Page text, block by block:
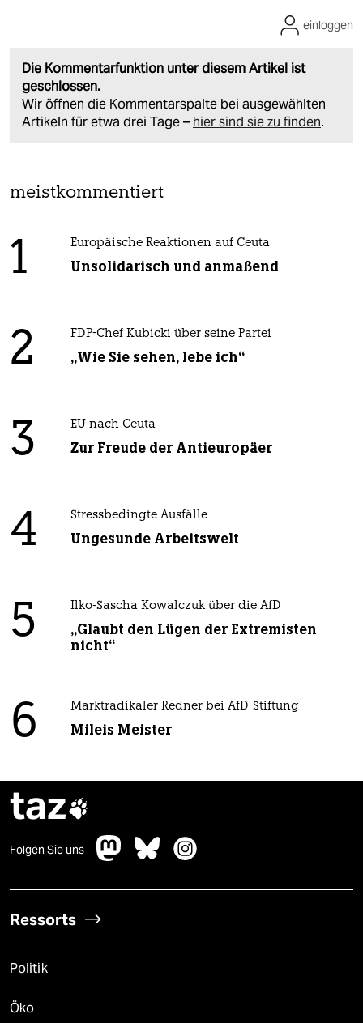
Die Kommentarfunktion unter diesem Artikel ist
geschlossen.
Wir öffnen die Kommentarspalte bei ausgewählten
Artikeln für etwa drei Tage – hier sind sie zu finden.
einloggen
meistkommentiert
1 Europäische Reaktionen auf Ceuta
Unsolidarisch und anmaßend
2 FDP-Chef Kubicki über seine Partei
„Wie Sie sehen, lebe ich“
3 EU nach Ceuta
Zur Freude der Antieuropäer
4 Stressbedingte Ausfälle
Ungesunde Arbeitswelt
5 Ilko-Sascha Kowalczuk über die AfD
„Glaubt den Lügen der Extremisten
nicht“
6 Marktradikaler Redner bei AfD-Stiftung
Mileis Meister
taz
Folgen Sie uns
Ressorts
Politik
Öko